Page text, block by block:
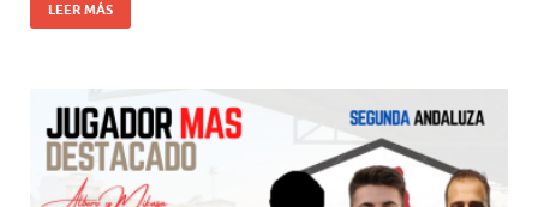
LEER MÁS